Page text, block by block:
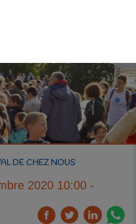
DE CHEZ NOUS
2020 10:00 -